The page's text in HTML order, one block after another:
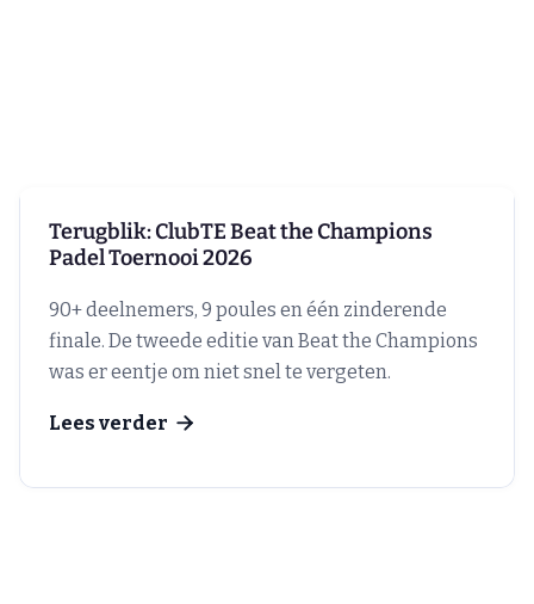
Terugblik: ClubTE Beat the Champions
Padel Toernooi 2026
90+ deelnemers, 9 poules en één zinderende
finale. De tweede editie van Beat the Champions
was er eentje om niet snel te vergeten.
Lees verder 